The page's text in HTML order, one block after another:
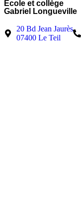
École et collège
Gabriel Longueville
20 Bd Jean Jaurès
07400 Le Teil